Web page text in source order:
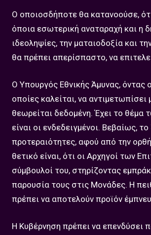
Ο οποιοσδήποτε θα κατανοούσε,
όποια εσωτερική αναταραχή και η
ιδεοληψίες, την ματαιοδοξία και
θα πρέπει απερίσπαστο, να
Ο Υπουργός Εθνικής Άμυνας, όντας
οποίες καλείται, να
θεωρείται δεδομένη. Έχει το θέμα
είναι οι ενδεδειγμένοι. Βεβαίως,
προτεραιότητες, αφού από την
θετικό είναι, ότι οι Αρχηγοί των
σύμβουλοί του, στηρίζοντας
παρουσία τους στις Μονάδες. Η
πρέπει να αποτελούν προϊόν
Η Κυβέρνηση πρέπει να επενδύσει